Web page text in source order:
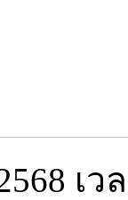
เ